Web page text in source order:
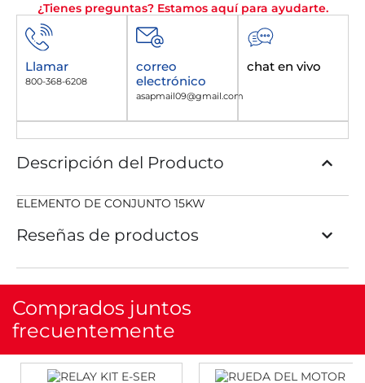
¿Tienes preguntas? Estamos aquí para ayudarte.
Llamar
800-368-6208
correo
electrónico
asapmail09@gmail.com
chat en vivo
Descripción del Producto
ELEMENTO DE CONJUNTO 15KW
Reseñas de productos
Comprados juntos
frecuentemente